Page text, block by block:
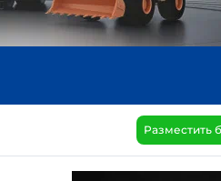
Разместить